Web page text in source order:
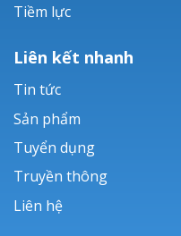
Tiềm lực
Liên kết nhanh
Tin tức
Sản phẩm
Tuyển dụng
Truyền thông
Liên hệ